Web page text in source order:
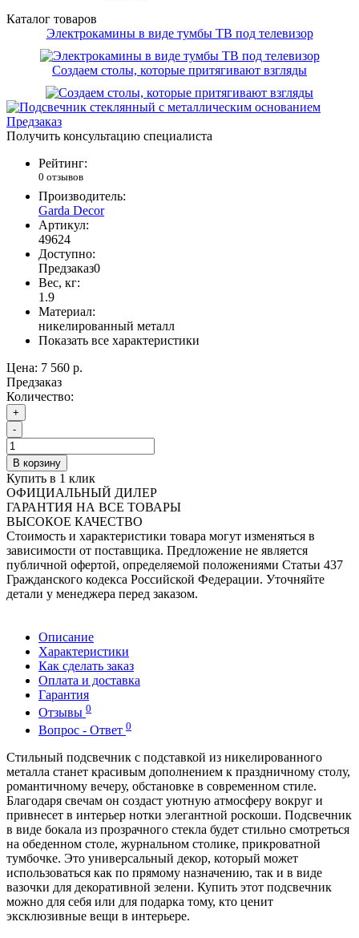
Каталог товаров
Электрокамины в виде тумбы ТВ под телевизор
Создаем столы, которые притягивают взгляды
Предзаказ
Получить консультацию специалиста
Рейтинг:
0 отзывов
Производитель:
Garda Decor
Артикул:
49624
Доступно:
Предзаказ0
Вес, кг:
1.9
Материал:
никелированный металл
Показать все характеристики
Цена: 7 560 р.
Предзаказ
Количество:
+
-
В корзину
Купить в 1 клик
ОФИЦИАЛЬНЫЙ ДИЛЕР
ГАРАНТИЯ НА ВСЕ ТОВАРЫ
ВЫСОКОЕ КАЧЕСТВО
Стоимость и характеристики товара могут изменяться в
зависимости от поставщика. Предложение не является
публичной офертой, определяемой положениями Статьи 437
Гражданского кодекса Российской Федерации. Уточняйте
детали у менеджера перед заказом.
Описание
Характеристики
Как сделать заказ
Оплата и доставка
Гарантия
Отзывы 0
Вопрос - Ответ 0
Стильный подсвечник с подставкой из никелированного
металла станет красивым дополнением к праздничному столу,
романтичному вечеру, обстановке в современном стиле.
Благодаря свечам он создаст уютную атмосферу вокруг и
привнесет в интерьер нотки элегантной роскоши. Подсвечник
в виде бокала из прозрачного стекла будет стильно смотреться
на обеденном столе, журнальном столике, прикроватной
тумбочке. Это универсальный декор, который может
использоваться как по прямому назначению, так и в виде
вазочки для декоративной зелени. Купить этот подсвечник
можно для себя или для подарка тому, кто ценит
эксклюзивные вещи в интерьере.